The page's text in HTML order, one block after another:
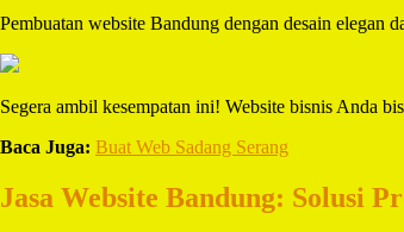
Pembuatan website Bandung dengan desain
Segera ambil kesempatan ini! Website bisnis Anda
Baca Juga: Buat Web Sadang Serang
Jasa Website Bandung: Solusi